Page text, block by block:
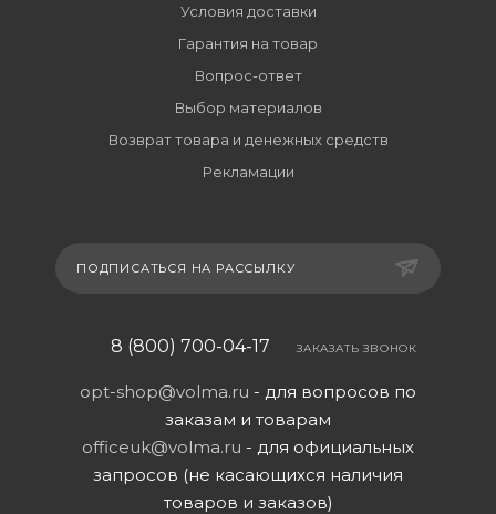
Условия доставки
Гарантия на товар
Вопрос-ответ
Выбор материалов
Возврат товара и денежных средств
Рекламации
ПОДПИСАТЬСЯ НА РАССЫЛКУ
8 (800) 700-04-17 ЗАКАЗАТЬ ЗВОНОК
opt-shop@volma.ru - для вопросов по
заказам и товарам
officeuk@volma.ru - для официальных
запросов (не касающихся наличия
товаров и заказов)